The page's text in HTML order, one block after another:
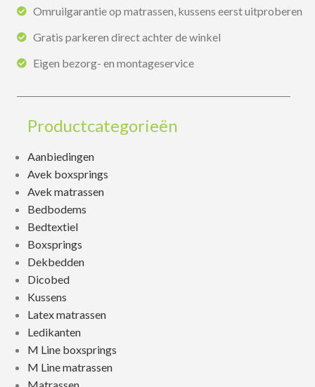
Omruilgarantie op matrassen, kussens eerst uitproberen
Gratis parkeren direct achter de winkel
Eigen bezorg- en montageservice
Productcategorieën
Aanbiedingen
Avek boxsprings
Avek matrassen
Bedbodems
Bedtextiel
Boxsprings
Dekbedden
Dicobed
Kussens
Latex matrassen
Ledikanten
M Line boxsprings
M Line matrassen